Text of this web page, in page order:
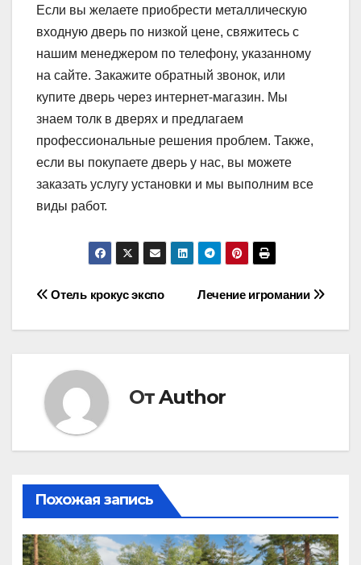
Если вы желаете приобрести металлическую
входную дверь по низкой цене, свяжитесь с
нашим менеджером по телефону, указанному
на сайте. Закажите обратный звонок, или
купите дверь через интернет-магазин. Мы
знаем толк в дверях и предлагаем
профессиональные решения проблем. Также,
если вы покупаете дверь у нас, вы можете
заказать услугу установки и мы выполним все
виды работ.
Навигация
по
записям
Лечение игромании
Отель крокус экспо
ОтAuthor
Похожая запись